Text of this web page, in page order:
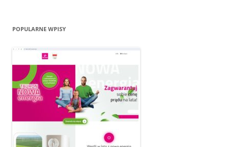
POPULARNE WPISY